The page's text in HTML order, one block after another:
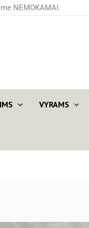
NEMOKAMAI.
VYRAMS